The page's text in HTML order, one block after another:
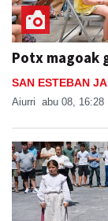
Potx magoak
SAN ESTEBAN
Aiurri abu 08, 16:28